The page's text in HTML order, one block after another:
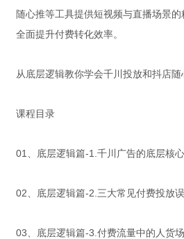
随心推等工具提供短视频与直播场景
全面提升付费转化效率。
从底层逻辑教你学会千川投放和抖店
课程目录
01、底层逻辑篇-1.千川广告的底层核
02、底层逻辑篇-2.三大常见付费投放
03、底层逻辑篇-3.付费流量中的人货